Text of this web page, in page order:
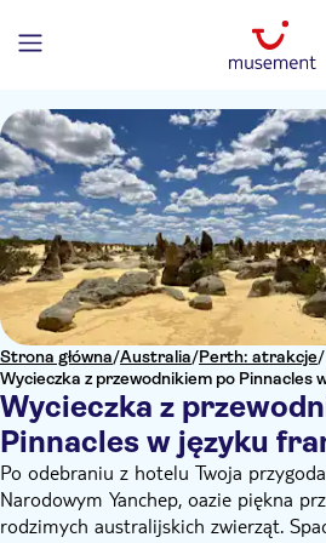
Strona główna/Australia/Perth: atrakcje/
Wycieczka z przewodnikiem po Pinnacles
Wycieczka z
Pinnacles w języku
Po odebraniu z hotelu Twoja
Narodowym Yanchep, oazie piękna
rodzimych australijskich zwierząt.